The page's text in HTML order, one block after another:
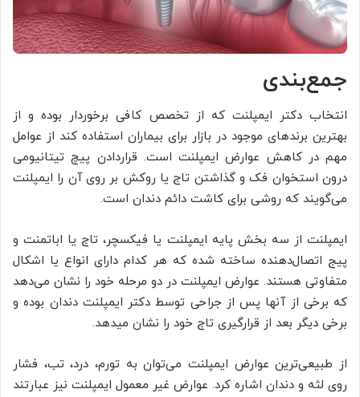
جمع‌بندی
انتخاب دکتر ایمپلنت که از تخصص کافی برخوردار بوده و از
بهترین برندهای موجود در بازار برای بیماران استفاده کند از عوامل
مهم در کاهش عوارض ایمپلنت است. قراردادن پیچ تیتانیومی
درون استخوان فک و گذاشتن تاج یا روکش بر روی آن را ایمپلنت
می‌گویند که روشی برای کاشت دائم دندان است.
ایمپلنت از سه بخش پایه ایمپلنت یا فیکسچر، تاج یا اباتمنت و
پیج اتصال‌دهنده ساخته شده که هر کدام دارای انواع یا اشکال
متفاوتی هستند. عوارض ایمپلنت در دو مرحله خود را نشان می‌دهد
که برخی از آنها پس از جراحی توسط دکتر ایمپلنت دندان بوده و
برخی دیگر بعد از قرارگیری تاج خود را نشان می­دهد.
از طبیعی‌ترین عوارض ایمپلنت می‌توان به تورم، درد، تب، فشار
روی لثه و دندان اشاره کرد. عوارض غیر معمول ایمپلنت نیز عبارتند